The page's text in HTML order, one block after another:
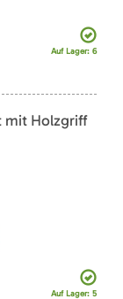
Auf Lager: 6
mit Holzgriff
Auf Lager: 5